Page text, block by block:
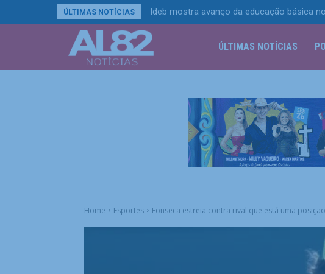
ÚLTIMAS NOTÍCIAS Ideb mostra avanço da educação básica
ÚLTIMAS NOTÍCIAS
Home Esportes Fonseca estreia contra rival que está uma